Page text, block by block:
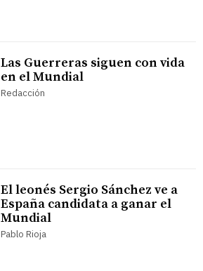
Las Guerreras siguen con vida
en el Mundial
Redacción
El leonés Sergio Sánchez ve a
España candidata a ganar el
Mundial
Pablo Rioja